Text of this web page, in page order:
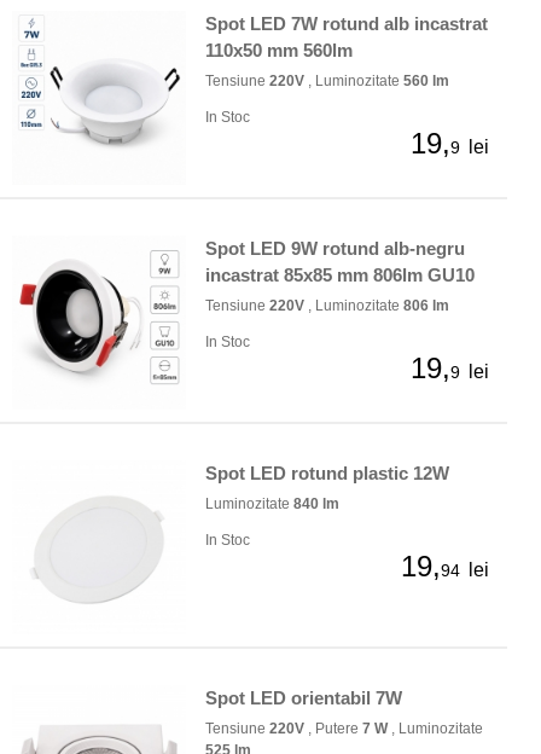
Spot LED 7W rotund alb incastrat
110x50 mm 560lm
Tensiune 220V , Luminozitate 560 lm
In Stoc
19,9 lei
Spot LED 9W rotund alb-negru
incastrat 85x85 mm 806lm GU10
Tensiune 220V , Luminozitate 806 lm
In Stoc
19,9 lei
Spot LED rotund plastic 12W
Luminozitate 840 lm
In Stoc
19,94 lei
Spot LED orientabil 7W
Tensiune 220V , Putere 7 W, Luminozitate